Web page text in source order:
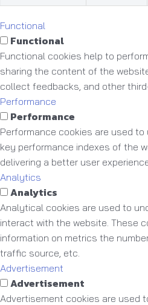
Functional
Functional
Functional cookies help to
sharing the content of the
collect feedbacks, and other
Performance
Performance
Performance cookies are used
key performance indexes of the
delivering a better user
Analytics
Analytics
Analytical cookies are used to
interact with the website. These
information on metrics the
traffic source, etc.
Advertisement
Advertisement
Advertisement cookies are used